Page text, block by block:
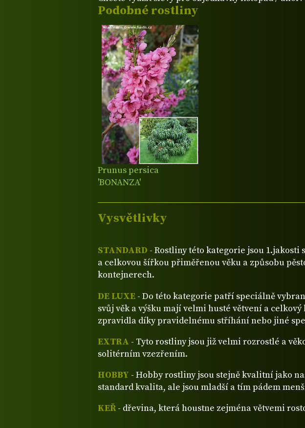
Podobné rostliny
Prunus persica
'BONANZA'
Vysvětlivky
STANDARD - Rostliny této kategorie jsou 1.jakosti
a celkovou šířkou přiměřenou věku a způsobu
kontejnerech.
DE LUXE - Do této kategorie patří speciálně
svůj věk a výšku mají velmi husté větvení a
zpravidla díky pravidelnému stříhání nebo jiné
EXTRA - Tyto rostliny jsou již velmi rozrostlé a
solitérním vzezřením.
HOBBY - Hobby rostliny jsou stejně kvalitní jako
standard kvalita, ale jsou mladší a tím pádem
KEŘ- dřevina, která houstne zejména větvemi